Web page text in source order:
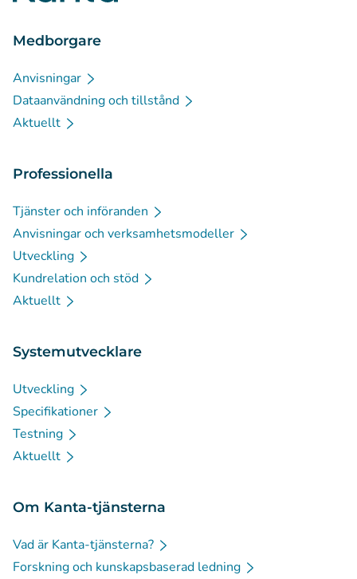
Medborgare
Anvisningar
Dataanvändning och tillstånd
Aktuellt
Professionella
Tjänster och införanden
Anvisningar och verksamhetsmodeller
Utveckling
Kundrelation och stöd
Aktuellt
Systemutvecklare
Utveckling
Specifikationer
Testning
Aktuellt
Om Kanta-tjänsterna
Vad är Kanta-tjänsterna?
Forskning och kunskapsbaserad ledning